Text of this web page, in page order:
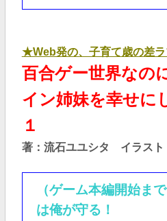
★Web発の、子育て歳の差
百合ゲー世界なの
イン姉妹を幸せに
１
著：流石ユユシタ イラスト
（ゲーム本編開始ま
は俺が守る！